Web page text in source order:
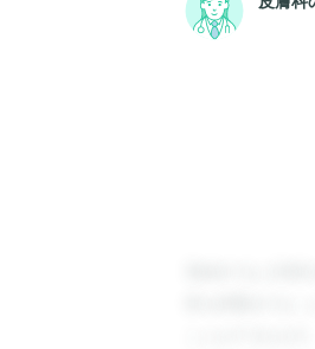
登録すると回
答を閲覧する
ことができま